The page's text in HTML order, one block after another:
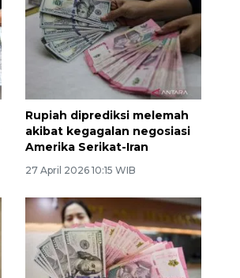
Rupiah diprediksi melemah
akibat kegagalan negosiasi
Amerika Serikat-Iran
27 April 2026 10:15 WIB